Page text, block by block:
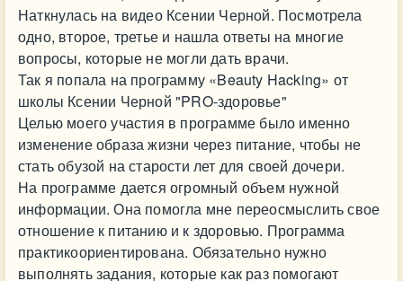
Наткнулась на видео Ксении Черной. Посмотрела
одно, второе, третье и нашла ответы на многие
вопросы, которые не могли дать врачи.
Так я попала на программу «Beauty Hacking» от
школы Ксении Черной "PRO-здоровье"
Целью моего участия в программе было именно
изменение образа жизни через питание, чтобы не
стать обузой на старости лет для своей дочери.
На программе дается огромный объем нужной
информации. Она помогла мне переосмыслить свое
отношение к питанию и к здоровью. Программа
практикоориентирована. Обязательно нужно
выполнять задания, которые как раз помогают